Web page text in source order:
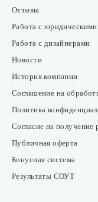
Отзывы
Работа с
Работа с дизайнерами
Новости
История компании
Соглашение на
Политика
Согласие на
Публичная оферта
Бонусная система
Результаты СОУТ